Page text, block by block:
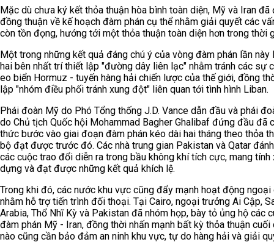
Mặc dù chưa ký kết thỏa thuận hòa bình toàn diện, Mỹ và Iran đã
đồng thuận về kế hoạch đàm phán cụ thể nhằm giải quyết các
còn tồn đọng, hướng tới một thỏa thuận toàn diện hơn trong thời
Một trong những kết quả đáng chú ý của vòng đàm phán lần này
hai bên nhất trí thiết lập "đường dây liên lạc" nhằm tránh các sự
eo biển Hormuz - tuyến hàng hải chiến lược của thế giới, đồng
lập "nhóm điều phối tránh xung đột" liên quan tới tình hình Liban.
Phái đoàn Mỹ do Phó Tổng thống J.D. Vance dẫn đầu và phái
do Chủ tịch Quốc hội Mohammad Bagher Ghalibaf đứng đầu đã
thức bước vào giai đoạn đàm phán kéo dài hai tháng theo thỏa
bộ đạt được trước đó. Các nhà trung gian Pakistan và Qatar
các cuộc trao đổi diễn ra trong bầu không khí tích cực, mang tính
dựng và đạt được những kết quả khích lệ.
Trong khi đó, các nước khu vực cũng đẩy mạnh hoạt động ngoại
nhằm hỗ trợ tiến trình đối thoại. Tại Cairo, ngoại trưởng Ai Cập,
Arabia, Thổ Nhĩ Kỳ và Pakistan đã nhóm họp, bày tỏ ủng hộ các
đàm phán Mỹ - Iran, đồng thời nhấn mạnh bất kỳ thỏa thuận cuối
nào cũng cần bảo đảm an ninh khu vực, tự do hàng hải và giải